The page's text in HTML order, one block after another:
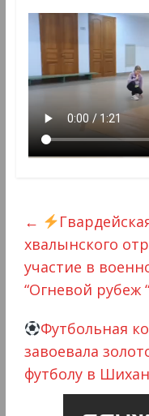
←
хвалынского
участие в
“Огневой рубеж “
Футбольная
завоевала
футболу в